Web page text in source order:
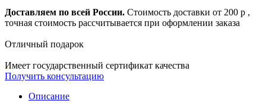
Доставляем по всей России. Стоимость доставки от 200 р ,
точная стоимость рассчитывается при оформлении заказа
Отличный подарок
Имеет государственный сертификат качества
Получить консультацию
Описание